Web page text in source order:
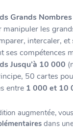
Grands Nombres
manipuler les
intercaler, et
ses compétences
Jusqu’à 10 000
50 cartes
entre 1 000 et 10
augmentée,
dans